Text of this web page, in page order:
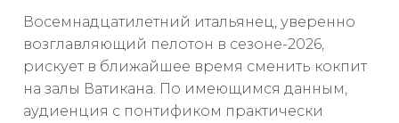
Восемнадцатилетний итальянец, уверенно
возглавляющий пелотон в сезоне-2026,
рискует в ближайшее время сменить кокпит
на залы Ватикана. По имеющимся данным,
аудиенция с понтификом практически